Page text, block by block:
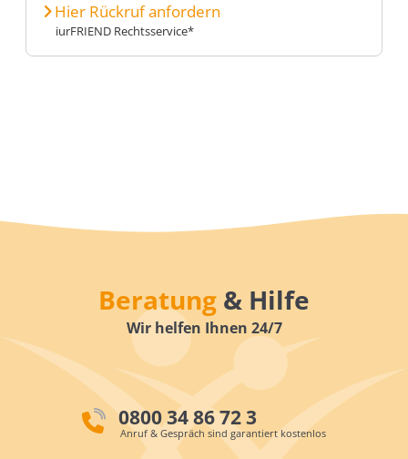
Hier Rückruf anfordern
iurFRIEND Rechtsservice*
Beratung & Hilfe
Wir helfen Ihnen 24/7
0800 34 86 72 3
Anruf & Gespräch sind garantiert kostenlos